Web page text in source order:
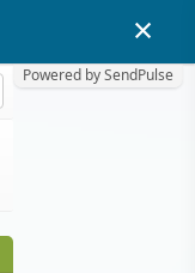
Powered by SendPulse
×